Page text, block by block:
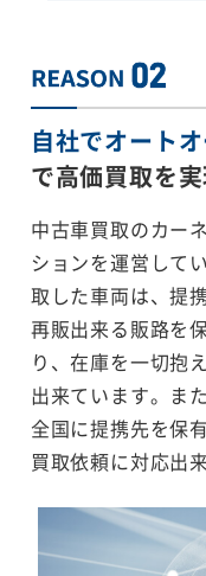
自社でオート
で高価買取を
中古車買取のカー
ションを運営して
取した車両は、提
再販出来る販路を
り、在庫を一切抱
出来ています。ま
全国に提携先を保
買取依頼に対応出